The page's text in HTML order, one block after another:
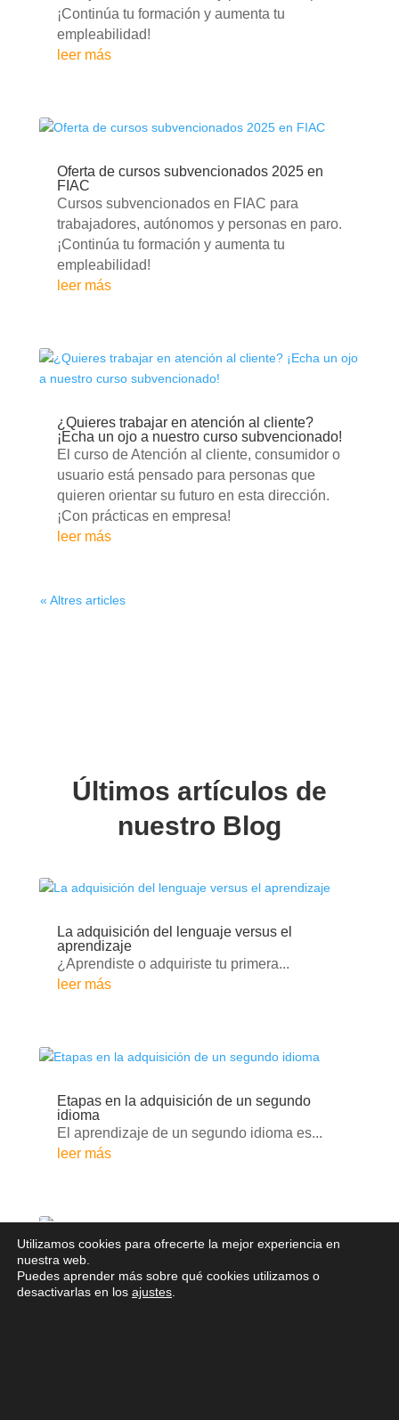
¡Continúa tu formación y aumenta tu
empleabilidad!
leer más
Oferta de cursos subvencionados 2025 en
FIAC
Cursos subvencionados en FIAC para
trabajadores, autónomos y personas en paro.
¡Continúa tu formación y aumenta tu
empleabilidad!
leer más
¿Quieres trabajar en atención al cliente?
¡Echa un ojo a nuestro curso subvencionado!
El curso de Atención al cliente, consumidor o
usuario está pensado para personas que
quieren orientar su futuro en esta dirección.
¡Con prácticas en empresa!
leer más
« Altres articles
Últimos artículos de
nuestro Blog
La adquisición del lenguaje versus el
aprendizaje
¿Aprendiste o adquiriste tu primera...
leer más
Etapas en la adquisición de un segundo
idioma
El aprendizaje de un segundo idioma es...
leer más
Consejos de comunicación empresarial en
Utilizamos cookies para ofrecerte la mejor experiencia en
nuestra web.
Puedes aprender más sobre qué cookies utilizamos o
desactivarlas en los ajustes